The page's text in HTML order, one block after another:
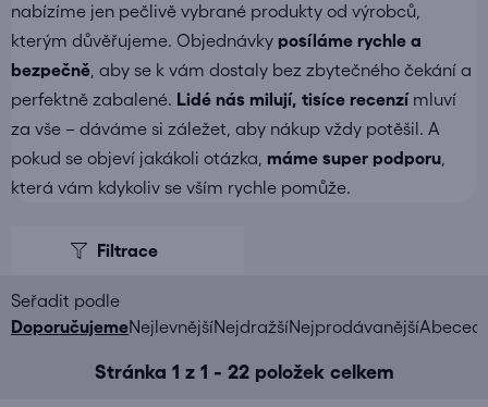
nabízíme jen pečlivě vybrané produkty od výrobců,
kterým důvěřujeme. Objednávky posíláme rychle a
bezpečně , aby se k vám dostaly bez zbytečného čekání a
perfektně zabalené. Lidé nás milují, tisíce recenzímluví
za vše – dáváme si záležet, aby nákup vždy potěšil. A
pokud se objeví jakákoli otázka, máme super podporu
která vám kdykoliv se vším rychle pomůže.
Stránka 1 z 1 - 22položek celkem
Ř
DoporučujemeNejlevnějšíNejdražšíNejprodávanější
p
i